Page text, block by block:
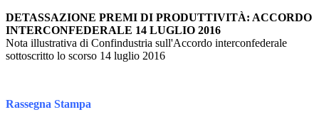
DETASSAZIONE PREMI DI PRODUTTIVITÀ: ACCORDO
INTERCONFEDERALE 14 LUGLIO 2016
Nota illustrativa di Confindustria sull'Accordo interconfederale
sottoscritto lo scorso 14 luglio 2016
Rassegna Stampa